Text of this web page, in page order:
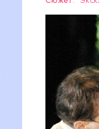
проживал
комнате
1921-го
потому
Именно
жил
МОСКВА